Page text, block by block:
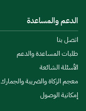
الدعم والمساعدة
اتصل بنا
طلبات المساعدة والدعم
الأسئلة الشائعة
معجم الزكاة والضريبة والجمارك
إمكانية الوصول